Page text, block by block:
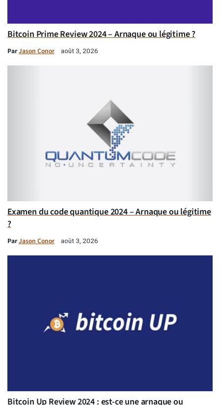
Bitcoin Prime Review 2024 – Arnaque ou légitime ?
ParJason Conor août 3, 2026
Examen du code quantique 2024 – Arnaque ou légitime
?
ParJason Conor août 3, 2026
Bitcoin Up Review 2024 : est-ce une arnaque ou